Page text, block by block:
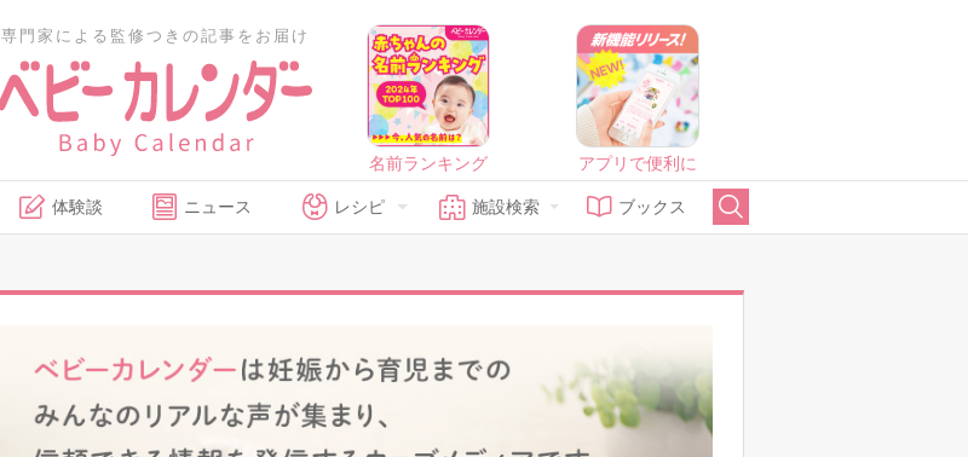
専門家による監修つきの記事をお届け
名前ランキング アプリで便利に
体験談 ニュース レシピ 施設検索 ブックス